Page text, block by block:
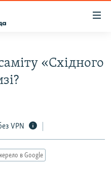
«Східного
VPN
в Google